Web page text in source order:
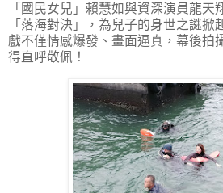
「國民女兒」賴慧如與資深演員龍天
「落海對決」，為兒子的身世之謎掀
戲不僅情感爆發、畫面逼真，幕後拍
得直呼敬佩！